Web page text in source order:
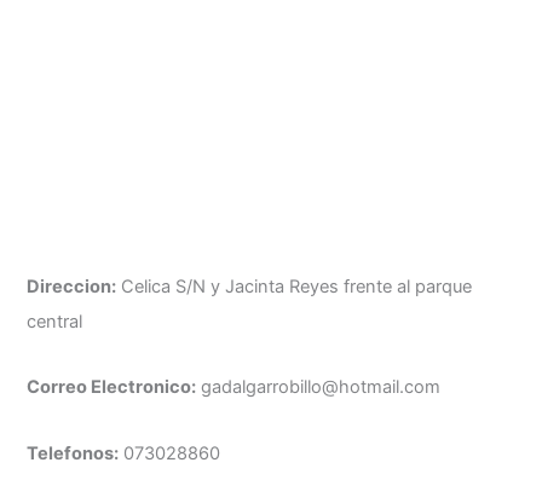
Direccion: Celica S/N y Jacinta Reyes frente al parque
central
Correo Electronico: gadalgarrobillo@hotmail.com
Telefonos: 073028860